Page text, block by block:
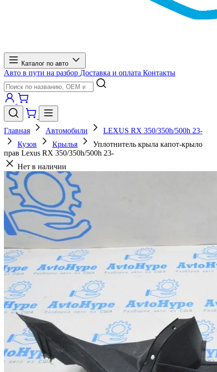
Каталог по авто
Авто в пути на разбор Доставка и оплата Контакты
Главная Автомобили
LEXUS RX 350/350h/500h 23-
Кузов
Крылья
Уплотнитель крыла капот-крыло
прав Lexus RX 350/350h/500h 23-
Нет в наличии